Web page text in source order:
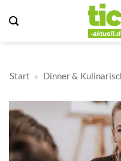
Inhalt
Start » Dinner &